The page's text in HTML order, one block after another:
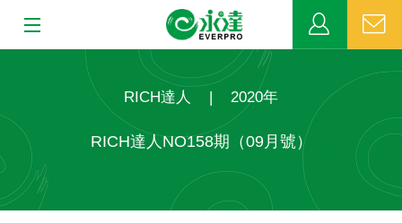
MDRT
RICH達人 | 2020年
RICH達人NO158期（09月號）